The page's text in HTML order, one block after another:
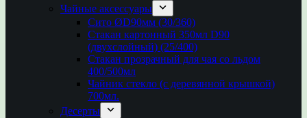
Чайные аксессуары
Сито ØD90мм (30/360)
Стакан картонный 350мл D90
(двухслойный) (25/400)
Стакан прозрачный для чая со льдом
400/500мл
Чайник стекло (с деревянной крышкой)
700мл.
Десерты